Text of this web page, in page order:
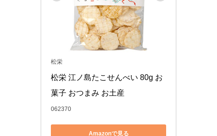
松栄
松栄 江ノ島たこせんべい 80g お
菓子 おつまみ お土産
062370
Amazonで見る